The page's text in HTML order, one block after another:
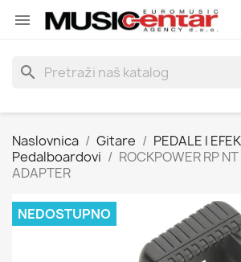

search
Naslovnica Gitare
PEDALE I
Pedalboardovi
ROCKPOWER RP
ADAPTER
NEDOSTUPNO